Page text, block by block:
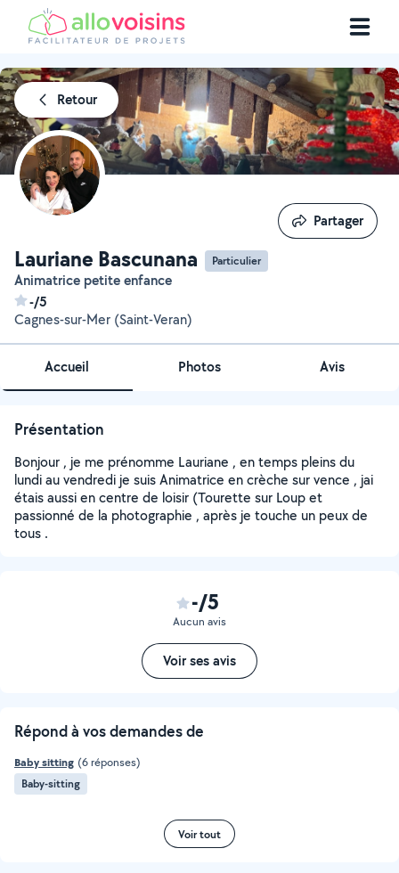
Retour
Lauriane Bascunana Particulier
Animatrice petite enfance
-/5
Cagnes-sur-Mer (Saint-Veran)
Partager
Partager
Accueil Photos Avis
Présentation
Bonjour , je me prénomme Lauriane , en temps pleins du
lundi au vendredi je suis Animatrice en crèche sur vence , jai
étais aussi en centre de loisir (Tourette sur Loup et
passionné de la photographie , après je touche un peux de
tous .
-/5
Aucun avis
Voir ses avis
Répond à vos demandes de
Baby sitting (6 réponses)
Baby-sitting
Voir tout